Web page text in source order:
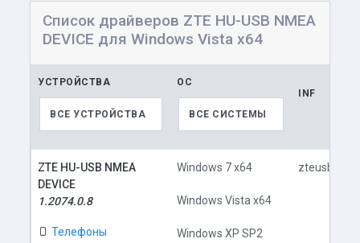
Список драйверов ZTE HU-USB NMEA
DEVICE для Windows Vista x64
УСТРОЙСТВА
ВСЕ УСТРОЙСТВА
ОС
ВСЕ СИСТЕМЫ
INF
ZTE HU-USB NMEA
DEVICE
1.2074.0.8
Телефоны
Windows 7 x64
Windows Vista x64
Windows XP SP2